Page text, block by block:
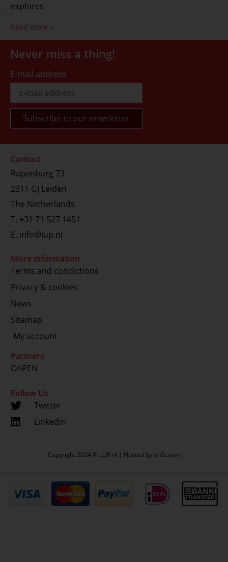
explores
Read more »
Never miss a thing!
E-mail address
Contact
Rapenburg 73
2311 GJ Leiden
The Netherlands
T. +31 71 527 1451
E. info@lup.nl
More information
Terms and condictions
Privacy & cookies
News
Sitemap
My account
Partners
OAPEN
Follow Us
Twitter
Linkedin
Copyright 2024 © LUP.nl | Hosted by onScreen